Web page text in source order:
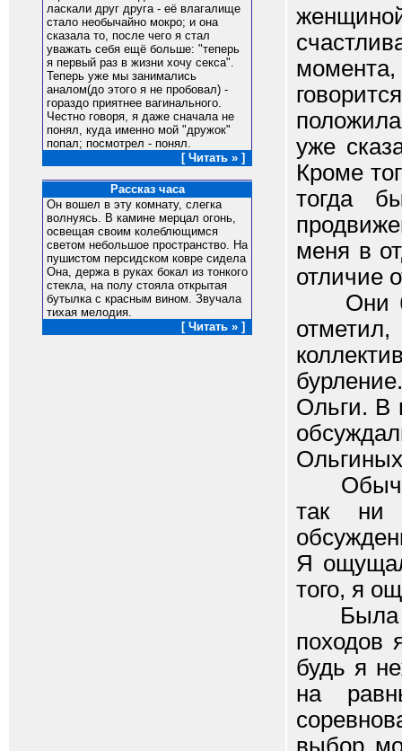
ласкали друг друга - её влагалище
стало необычайно мокро; и она
сказала то, после чего я стал
уважать себя ещё больше: "теперь
я первый раз в жизни хочу секса".
Теперь уже мы занимались
аналом(до этого я не пробовал) -
гораздо приятнее вагинального.
Честно говоря, я даже сначала не
понял, куда именно мой "дружок"
попал; посмотрел - понял.
[ Читать » ]
Рассказ часа
Он вошел в эту комнату, слегка
волнуясь. В камине мерцал огонь,
освещая своим колеблющимся
светом небольшое пространство. На
пушистом персидском ковре сидела
Она, держа в руках бокал из тонкого
стекла, на полу стояла открытая
бутылка с красным вином. Звучала
тихая мелодия.
[ Читать » ]
уже
Кроме
тогда
меня в
отличие
Они
Ольги. В
так ни
Я
того, я
Была
походов
будь я
на
выбор